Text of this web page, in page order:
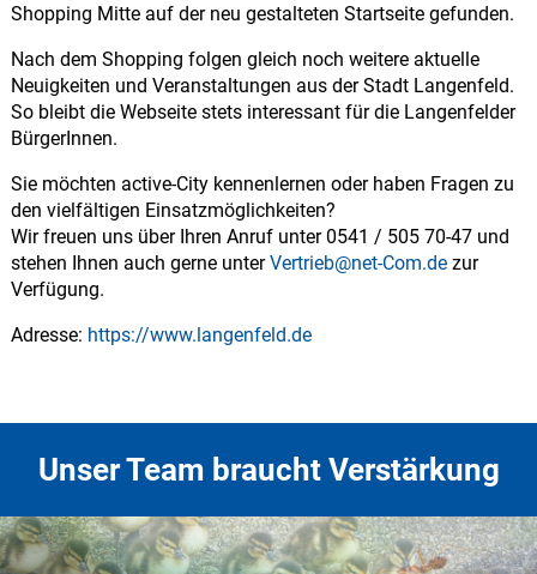
Shopping Mitte auf der neu gestalteten Startseite gefunden.
Nach dem Shopping folgen gleich noch weitere aktuelle
Neuigkeiten und Veranstaltungen aus der Stadt Langenfeld.
So bleibt die Webseite stets interessant für die Langenfelder
BürgerInnen.
Sie möchten active-City kennenlernen oder haben Fragen zu
den vielfältigen Einsatzmöglichkeiten?
Wir freuen uns über Ihren Anruf unter 0541 / 505 70-47 und
stehen Ihnen auch gerne unterVertrieb@net-Com.dezur
Verfügung.
Adresse: https://www.langenfeld.de
Unser Team braucht Verstärkung